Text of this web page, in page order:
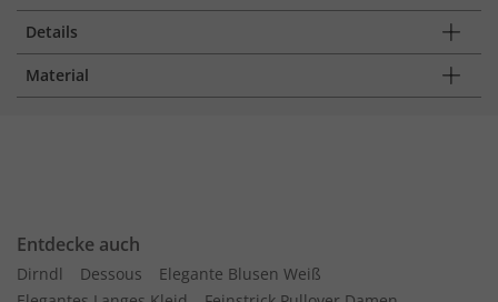
Details
Material
Entdecke auch
Dirndl Dessous
Elegante Blusen Weiß